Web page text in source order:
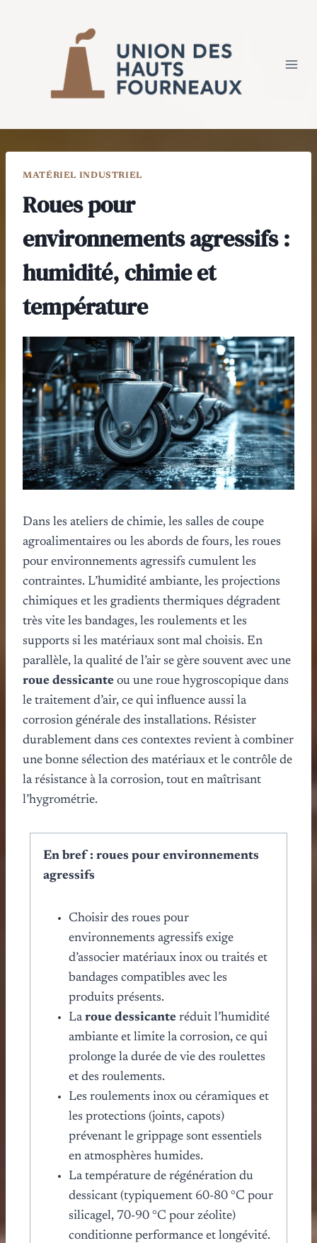
MATÉRIEL INDUSTRIEL
Roues pour
environnements agressifs :
humidité, chimie et
température
Dans les ateliers de chimie, les salles de coupe
agroalimentaires ou les abords de fours, les roues
pour environnements agressifs cumulent les
contraintes. L’humidité ambiante, les projections
chimiques et les gradients thermiques dégradent
très vite les bandages, les roulements et les
supports si les matériaux sont mal choisis. En
parallèle, la qualité de l’air se gère souvent avec une
roue dessicante ou une roue hygroscopique dans
le traitement d’air, ce qui influence aussi la
corrosion générale des installations. Résister
durablement dans ces contextes revient à combiner
une bonne sélection des matériaux et le contrôle de
la résistance à la corrosion, tout en maîtrisant
l’hygrométrie.
En bref : roues pour environnements
agressifs
Choisir des roues pour
environnements agressifs exige
d’associer matériaux inox ou traités et
bandages compatibles avec les
produits présents.
Laroue dessicante réduit l’humidité
ambiante et limite la corrosion, ce qui
prolonge la durée de vie des roulettes
et des roulements.
Les roulements inox ou céramiques et
les protections (joints, capots)
prévenant le grippage sont essentiels
en atmosphères humides.
La température de régénération du
dessicant (typiquement 60-80 °C pour
silicagel, 70-90 °C pour zéolite)
conditionne performance et longévité.